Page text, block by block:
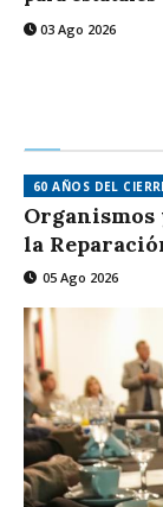
03 Ago 2026
60 AÑOS DEL
Organismos
la
05 Ago 2026